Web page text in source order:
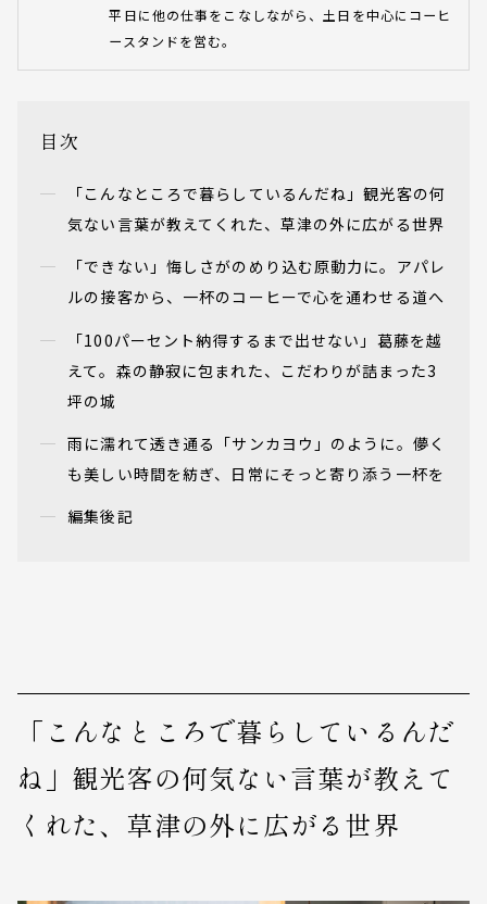
平日に他の仕事をこなしながら、土日を中心にコーヒ
ースタンドを営む。
目次
「こんなところで暮らしているんだね」観光客の何
気ない言葉が教えてくれた、草津の外に広がる世界
「できない」悔しさがのめり込む原動力に。アパレ
ルの接客から、一杯のコーヒーで心を通わせる道へ
「100パーセント納得するまで出せない」葛藤を越
えて。森の静寂に包まれた、こだわりが詰まった3
坪の城
雨に濡れて透き通る「サンカヨウ」のように。儚く
も美しい時間を紡ぎ、日常にそっと寄り添う一杯を
編集後記
「こんなところで暮らしているんだ
ね」観光客の何気ない言葉が教えて
くれた、草津の外に広がる世界